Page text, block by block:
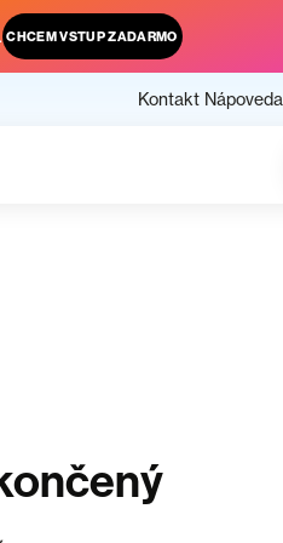
CHCEM VSTUP ZADARMO
Kontakt Nápoveda